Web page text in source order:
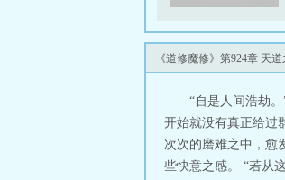
《道修魔修》第924章 天
“自是人间浩劫
开始就没有真正给过
次次的磨难之中，愈
些快意之感。 “若从